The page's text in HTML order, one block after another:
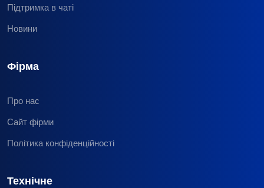
Підтримка в чаті
Новини
Фірма
Про нас
Сайт фірми
Політика конфіденційності
Технічне